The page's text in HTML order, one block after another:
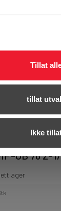
Tillat
tillat
Ikke
UB 76 2-